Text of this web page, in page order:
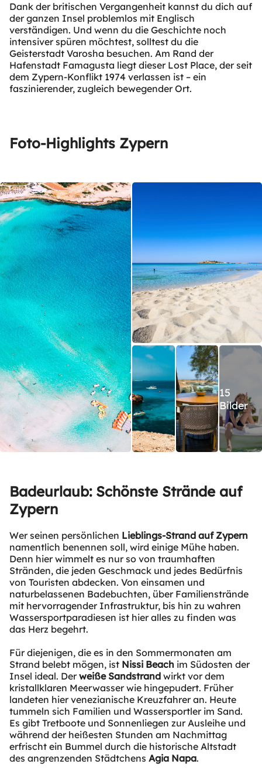
Dank der britischen Vergangenheit kannst du dich auf
der ganzen Insel problemlos mit Englisch
verständigen. Und wenn du die Geschichte noch
intensiver spüren möchtest, solltest du die
Geisterstadt Varosha besuchen. Am Rand der
Hafenstadt Famagusta liegt dieser Lost Place, der seit
dem Zypern-Konflikt 1974 verlassen ist – ein
faszinierender, zugleich bewegender Ort.
Foto-Highlights Zypern
15
Bilder
Badeurlaub: Schönste Strände auf
Zypern
Wer seinen persönlichen Lieblings-Strand auf Zypern
namentlich benennen soll, wird einige Mühe haben.
Denn hier wimmelt es nur so von traumhaften
Stränden, die jeden Geschmack und jedes Bedürfnis
von Touristen abdecken. Von einsamen und
naturbelassenen Badebuchten, über Familienstrände
mit hervorragender Infrastruktur, bis hin zu wahren
Wassersportparadiesen ist hier alles zu finden was
das Herz begehrt.
Für diejenigen, die es in den Sommermonaten am
Strand belebt mögen, ist Nissi Beach im Südosten der
Insel ideal. Derweiße Sandstrand wirkt vor dem
kristallklaren Meerwasser wie hingepudert. Früher
landeten hier venezianische Kreuzfahrer an. Heute
tummeln sich Familien und Wassersportler im Sand.
Es gibt Tretboote und Sonnenliegen zur Ausleihe und
während der heißesten Stunden am Nachmittag
erfrischt ein Bummel durch die historische Altstadt
des angrenzenden Städtchens Agia Napa.